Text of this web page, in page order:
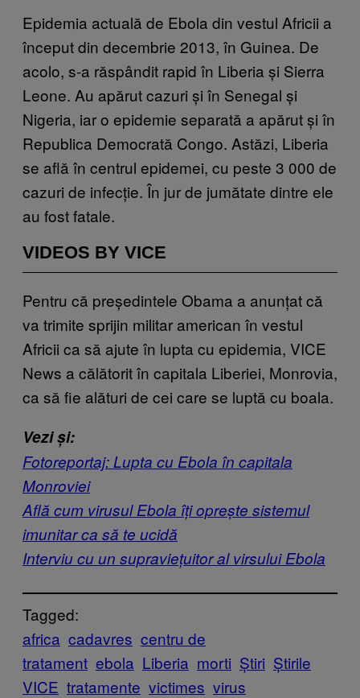
Epidemia actuală de Ebola din vestul Africii a
început din decembrie 2013, în Guinea. De
acolo, s-a răspândit rapid în Liberia și Sierra
Leone. Au apărut cazuri și în Senegal și
Nigeria, iar o epidemie separată a apărut și în
Republica Democrată Congo. Astăzi, Liberia
se află în centrul epidemei, cu peste 3 000 de
cazuri de infecție. În jur de jumătate dintre ele
au fost fatale.
VIDEOS BY VICE
Pentru că președintele Obama a anunțat că
va trimite sprijin militar american în vestul
Africii ca să ajute în lupta cu epidemia, VICE
News a călătorit în capitala Liberiei, Monrovia,
ca să fie alături de cei care se luptă cu boala.
Vezi și:
Fotoreportaj: Lupta cu Ebola în capitala
Monroviei
Află cum virusul Ebola îți oprește sistemul
imunitar ca să te ucidă
Interviu cu un supraviețuitor al virsului Ebola
Tagged:
africa cadavres centru de
tratament ebola Liberia morti Știri Știrile
VICE tratamente victimes virus